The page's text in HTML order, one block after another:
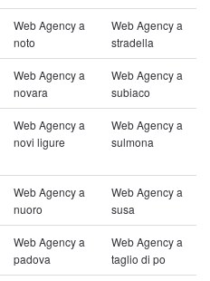
Web Agency a
noto
Web Agency a
stradella
Web Agency a
novara
Web Agency a
subiaco
Web Agency a
novi ligure
Web Agency a
sulmona
Web Agency a
nuoro
Web Agency a
susa
Web Agency a
padova
Web Agency a
taglio di po